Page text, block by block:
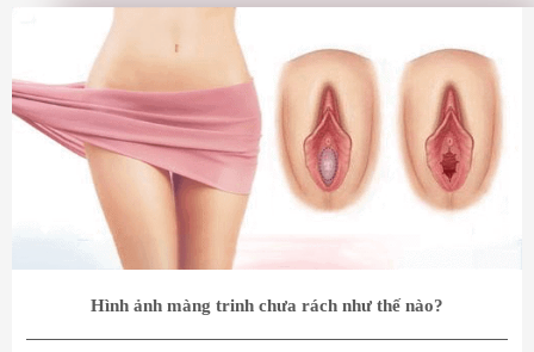
Hình ảnh màng trinh chưa rách như thế nào?